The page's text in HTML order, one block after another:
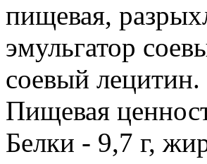
пищевая,
эмульгатор
соевый лецитин.
Пищевая
Белки - 9,7 г,